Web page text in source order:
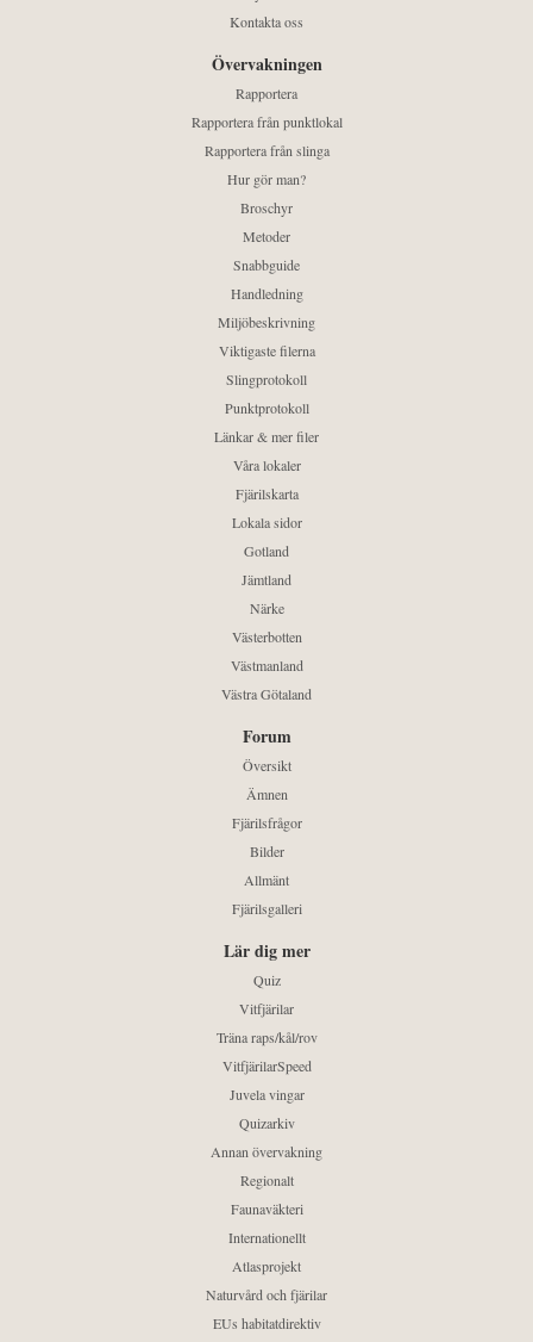
Kontakta oss
Övervakningen
Rapportera
Rapportera från punktlokal
Rapportera från slinga
Hur gör man?
Broschyr
Metoder
Snabbguide
Handledning
Miljöbeskrivning
Viktigaste filerna
Slingprotokoll
Punktprotokoll
Länkar & mer filer
Våra lokaler
Fjärilskarta
Lokala sidor
Gotland
Jämtland
Närke
Västerbotten
Västmanland
Västra Götaland
Forum
Översikt
Ämnen
Fjärilsfrågor
Bilder
Allmänt
Fjärilsgalleri
Lär dig mer
Quiz
Vitfjärilar
Träna raps/kål/rov
VitfjärilarSpeed
Juvela vingar
Quizarkiv
Annan övervakning
Regionalt
Faunaväkteri
Internationellt
Atlasprojekt
Naturvård och fjärilar
EUs habitatdirektiv